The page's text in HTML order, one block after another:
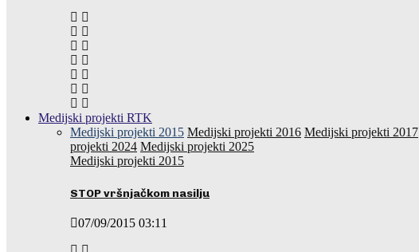
Medijski projekti RTK
Medijski projekti 2015 Medijski projekti 2016 Medijski projekti 2017
projekti 2024 Medijski projekti 2025
Medijski projekti 2015
STOP vršnjačkom nasilju
07/09/2015 03:11